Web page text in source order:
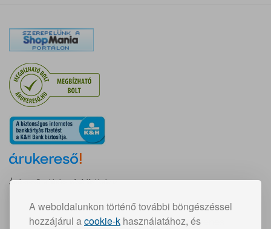
A weboldalunkon történő további böngészéssel
hozzájárul acookie-k használatához, és
Árukereső, a hiteles vásárlási kalauz
Gyors szállítás:
30 000 Ft feletti vásárlás esetén ingyenes